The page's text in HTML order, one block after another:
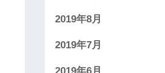
2019年8月
2019年7月